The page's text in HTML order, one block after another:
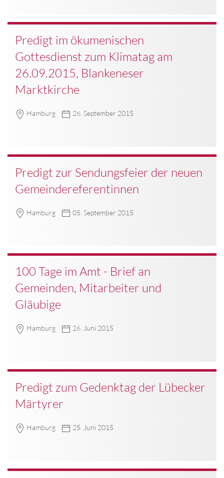
Predigt im ökumenischen
Gottesdienst zum Klimatag am
26.09.2015, Blankeneser
Marktkirche
Hamburg 26. September 2015
Predigt zur Sendungsfeier der neuen
Gemeindereferentinnen
Hamburg 05. September 2015
100 Tage im Amt - Brief an
Gemeinden, Mitarbeiter und
Gläubige
Hamburg 26. Juni 2015
Predigt zum Gedenktag der Lübecker
Märtyrer
Hamburg 25. Juni 2015